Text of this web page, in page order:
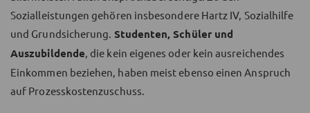
Sozialleistungen gehören insbesondere Hartz IV, Sozialhilfe
und Grundsicherung. Studenten, Schüler und
Auszubildende, die kein eigenes oder kein ausreichendes
Einkommen beziehen, haben meist ebenso einen Anspruch
auf Prozesskostenzuschuss.